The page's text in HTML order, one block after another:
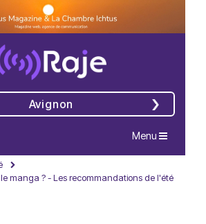
Avignon
Navigation
Menu
manga ? - Les recommandations de l'été